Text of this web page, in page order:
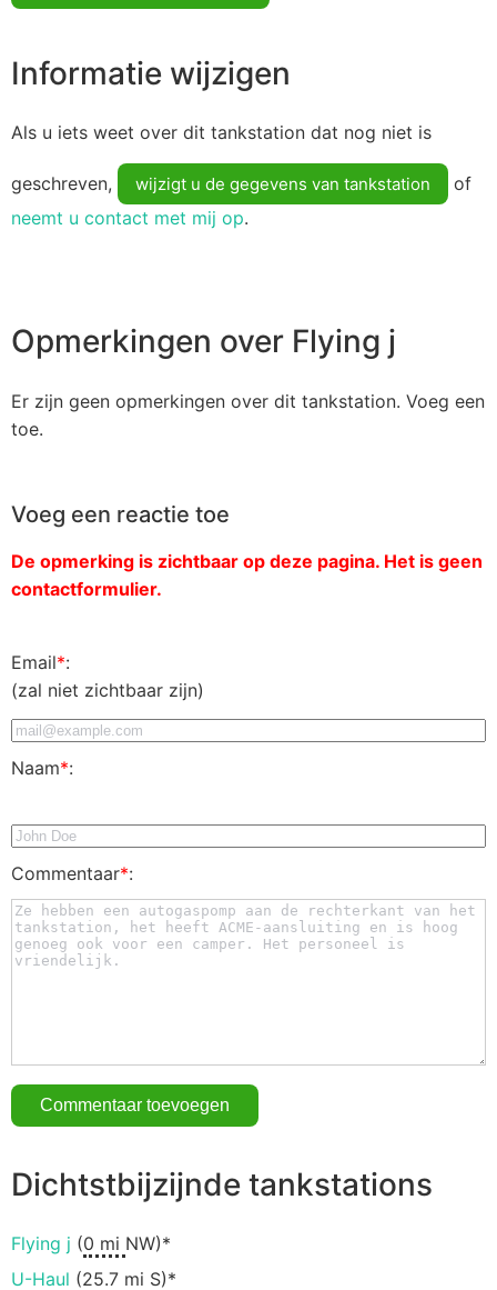
Informatie wijzigen
Als u iets weet over dit tankstation dat nog niet is
geschreven, wijzigt u de gegevens van tankstation
of
neemt u contact met mij op.
Opmerkingen over Flying j
Er zijn geen opmerkingen over dit tankstation. Voeg een
toe.
Voeg een reactie toe
De opmerking is zichtbaar op deze pagina. Het is geen
contactformulier.
Email*:
(zal niet zichtbaar zijn)
Naam*:
Commentaar*:
Dichtstbijzijnde tankstations
Flying j (0 mi NW)*
U-Haul (25.7 mi S)*